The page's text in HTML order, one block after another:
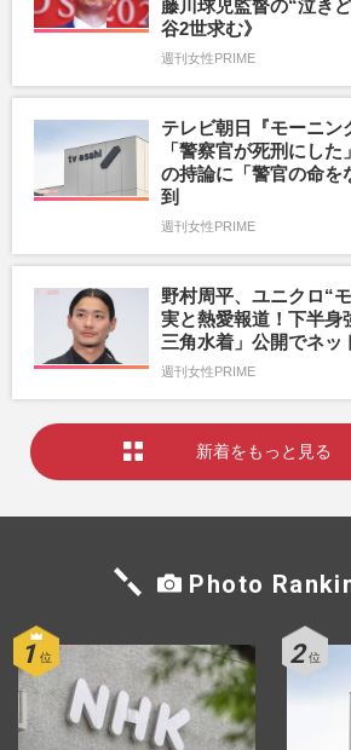
藤川球児監督の“泣き
谷2世求む》
週刊女性PRIME
テレビ朝日『モーニン
「警察官が死刑にし
の持論に「警官の命
到
週刊女性PRIME
野村周平、ユニクロ“
実と熱愛報道！下半身
三角水着」公開でネッ
週刊女性PRIME
新着をもっと見る
Photo